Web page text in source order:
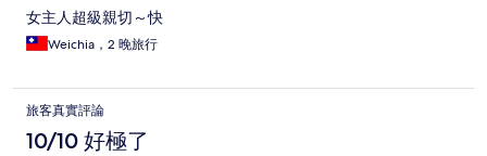
女主人超級親切～快
Weichia，2 晚旅行
旅客真實評論
10/10 好極了